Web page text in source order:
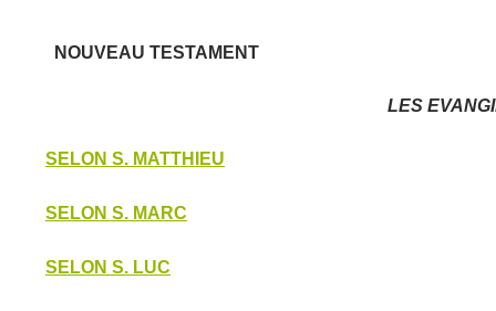
NOUVEAU TESTAMENT
LES
SELON S. MATTHIEU
SELON S. MARC
SELON S. LUC